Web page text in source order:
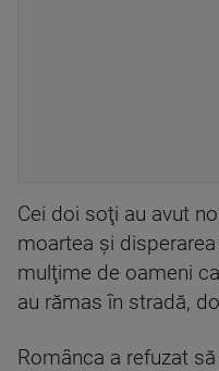
Cei doi soţi au avut
moartea şi
mulţime de oameni
au rămas în stradă,
Românca a refuzat